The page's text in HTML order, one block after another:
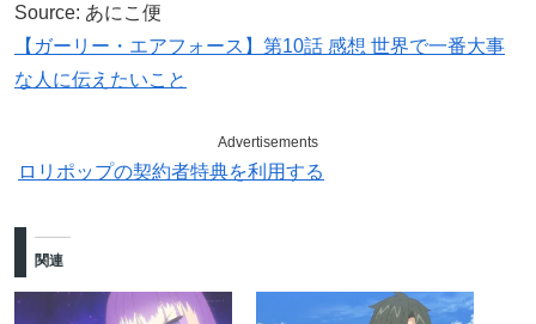
Source: あにこ便
【ガーリー・エアフォース】第10話 感想 世界で一番大事
な人に伝えたいこと
Advertisements
ロリポップの契約者特典を利用する
関連